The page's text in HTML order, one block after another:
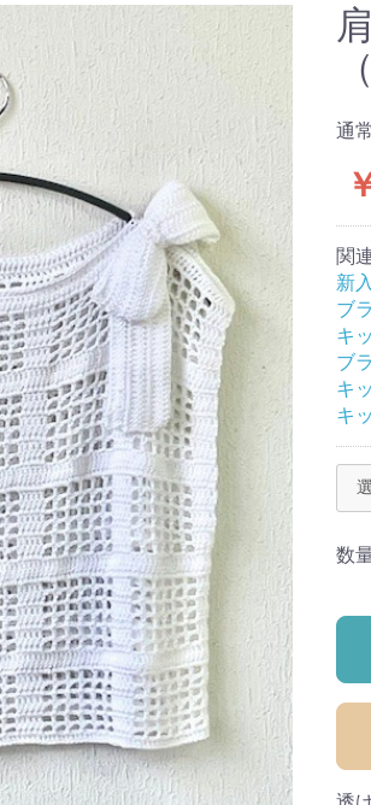
）秋冬
ノード）
リーフ）
図用
通
関
新
ブ
キ
ブ
キ
キ
数